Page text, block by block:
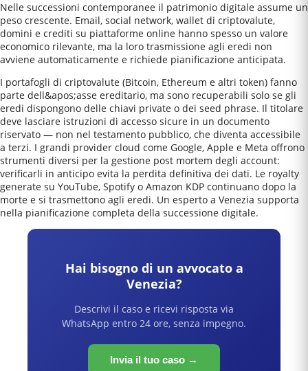
Nelle successioni contemporanee il patrimonio digitale assume un
peso crescente. Email, social network, wallet di criptovalute,
domini e crediti su piattaforme online hanno spesso un valore
economico rilevante, ma la loro trasmissione agli eredi non
avviene automaticamente e richiede pianificazione anticipata.
I portafogli di criptovalute (Bitcoin, Ethereum e altri token) fanno
parte dell&apos;asse ereditario, ma sono recuperabili solo se gli
eredi dispongono delle chiavi private o dei seed phrase. Il titolare
deve lasciare istruzioni di accesso sicure in un documento
riservato — non nel testamento pubblico, che diventa accessibile
a terzi. I grandi provider cloud come Google, Apple e Meta offrono
strumenti diversi per la gestione post mortem degli account:
verificarli in anticipo evita la perdita definitiva dei dati. Le royalty
generate su YouTube, Spotify o Amazon KDP continuano dopo la
morte e si trasmettono agli eredi. Un esperto a Venezia supporta
nella pianificazione completa della successione digitale.
Hai bisogno di un avvocato a
Venezia?
Descrivi il caso e ricevi risposta via
WhatsApp entro 24 ore, senza impegno.
Invia il tuo caso →